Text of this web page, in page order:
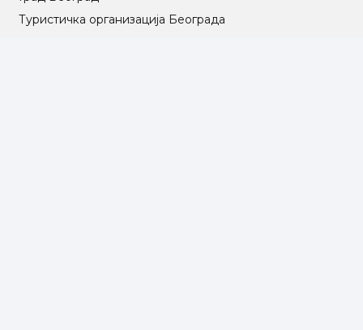
Туристичка организација Београда